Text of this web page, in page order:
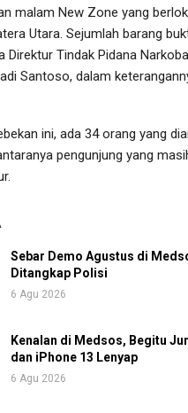
malam New Zone yang
Utara. Sejumlah barang
Direktur Tindak Pidana
Santoso, dalam
ini, ada 34 orang yang
pengunjung yang
Sebar Demo Agustus di
Ditangkap Polisi
6 Agu 2026
Kenalan di Medsos, Begitu
dan iPhone 13 Lenyap
6 Agu 2026